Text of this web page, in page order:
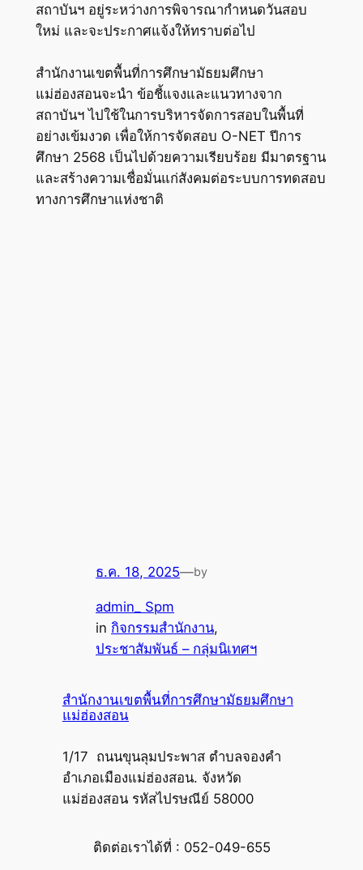
สถาบันฯ อยู่ระหว่างการพิจารณากำหนดวันสอบ
ใหม่ และจะประกาศแจ้งให้ทราบต่อไป
สำนักงานเขตพื้นที่การศึกษามัธยมศึกษา
แม่ฮ่องสอนจะนำ ข้อชี้แจงและแนวทางจาก
สถาบันฯ ไปใช้ในการบริหารจัดการสอบในพื้นที่
อย่างเข้มงวด เพื่อให้การจัดสอบ O-NET ปีการ
ศึกษา 2568 เป็นไปด้วยความเรียบร้อย มีมาตรฐาน
และสร้างความเชื่อมั่นแก่สังคมต่อระบบการทดสอบ
ทางการศึกษาแห่งชาติ
ธ.ค. 18, 2025—by
admin_ Spm
in กิจกรรมสำนักงาน
ประชาสัมพันธ์ – กลุ่มนิเทศฯ
สำนักงานเขตพื้นที่การศึกษามัธยมศึกษา
แม่ฮ่องสอน
1/17 ถนนขุนลุมประพาส ตำบลจองคำ
อำเภอเมืองแม่ฮ่องสอน. จังหวัด
แม่ฮ่องสอน รหัสไปรษณีย์ 58000
ติดต่อเราได้ที่ : 052-049-655